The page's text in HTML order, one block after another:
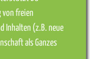
von freien
Inhalten (z.B. neue
als Ganzes